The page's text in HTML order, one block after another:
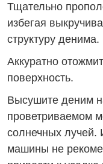
Тщательно
избегая
структуру денима.
Аккуратно
поверхность.
Высушите деним
проветриваемом
солнечных лучей.
машины не